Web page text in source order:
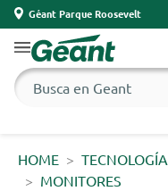
Géant Parque Roosevelt
HOME TECNOLOGÍA
MONITORES